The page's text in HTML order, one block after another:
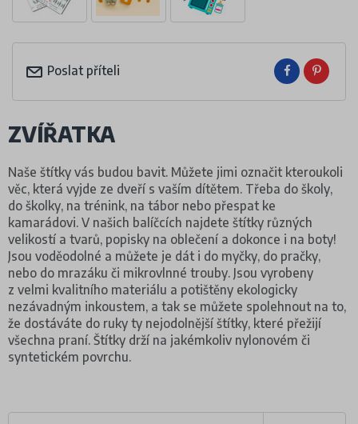
Poslat příteli
ZVÍŘATKA
Naše štítky vás budou bavit. Můžete jimi označit kteroukoli
věc, která vyjde ze dveří s vaším dítětem. Třeba do školy,
do školky, na trénink, na tábor nebo přespat ke
kamarádovi. V našich balíčcích najdete štítky různých
velikostí a tvarů, popisky na oblečení a dokonce i na boty!
Jsou voděodolné a můžete je dát i do myčky, do pračky,
nebo do mrazáku či mikrovlnné trouby. Jsou vyrobeny
z velmi kvalitního materiálu a potištěny ekologicky
nezávadným inkoustem, a tak se můžete spolehnout na to,
že dostáváte do ruky ty nejodolnější štítky, které přežijí
všechna praní. Štítky drží na jakémkoliv nylonovém či
syntetickém povrchu.